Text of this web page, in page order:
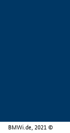
BMWi.de, 2021 ©